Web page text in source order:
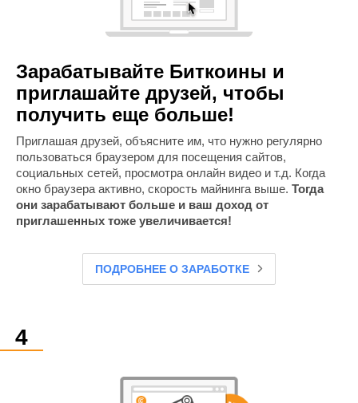
Зарабатывайте Биткоины и
приглашайте друзей, чтобы
получить еще больше!
Приглашая друзей, объясните им, что нужно регулярно
пользоваться браузером для посещения сайтов,
социальных сетей, просмотра онлайн видео и т.д. Когда
окно браузера активно, скорость майнинга выше. Тогда
они зарабатывают больше и ваш доход от
приглашенных тоже увеличивается!
ПОДРОБНЕЕ О ЗАРАБОТКЕ